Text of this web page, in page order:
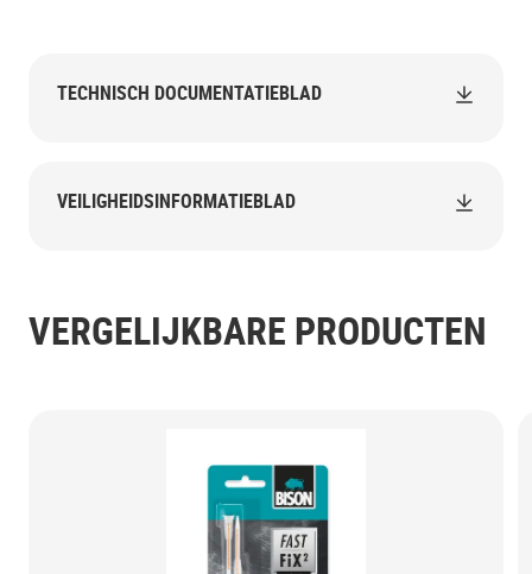
TECHNISCH DOCUMENTATIEBLAD
VEILIGHEIDSINFORMATIEBLAD
VERGELIJKBARE PRODUCTEN